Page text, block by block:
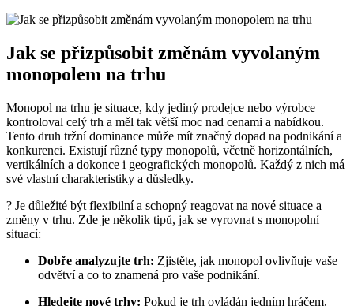
Jak se přizpůsobit změnám vyvolaným
monopolem na trhu
Monopol na trhu je situace, kdy jediný prodejce nebo výrobce
kontroloval celý trh a měl tak větší moc nad cenami a nabídkou.
Tento druh tržní dominance může mít značný dopad na podnikání a
konkurenci. Existují různé typy monopolů, včetně horizontálních,
vertikálních a dokonce i geografických monopolů. Každý z nich má
své vlastní charakteristiky a důsledky.
? Je důležité být flexibilní a schopný reagovat na nové situace a
změny v trhu. Zde je několik tipů, jak se vyrovnat s monopolní
situací:
Dobře analyzujte trh: Zjistěte, jak monopol ovlivňuje vaše
odvětví a co to znamená pro vaše podnikání.
Hledejte nové trhy: Pokud je trh ovládán jedním hráčem,